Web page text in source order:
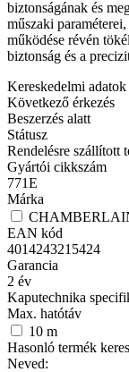
biztonságának és
műszaki
működése révén
biztonság és a
Kereskedelmi adatok
Következő érkezés
Beszerzés alatt
Státusz
Rendelésre szállított
Gyártói cikkszám
771E
Márka
EAN kód
4014243215424
Garancia
2 év
Kaputechnika
Max. hatótáv
10 m
Hasonló termék
Neved: